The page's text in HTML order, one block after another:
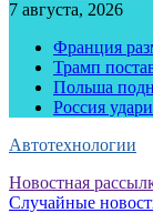
7 августа, 2026
Франция
Трамп
Польша
Россия
Автотехнологии
Новостная
Случайные